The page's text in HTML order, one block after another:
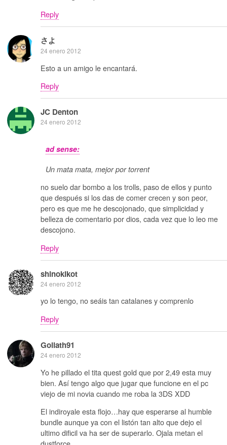
Reply
さよ
24 enero 2012
Esto a un amigo le encantará.
Reply
JC Denton
24 enero 2012
ad sense:
Un mata mata, mejor por torrent
no suelo dar bombo a los trolls, paso de ellos y punto
que después si los das de comer crecen y son peor,
pero es que me he descojonado, que simplicidad y
belleza de comentario por dios, cada vez que lo leo me
descojono.
Reply
shinokikot
24 enero 2012
yo lo tengo, no seáis tan catalanes y comprenlo
Reply
Goliath91
24 enero 2012
Yo he pillado el tita quest gold que por 2,49 esta muy
bien. Así tengo algo que jugar que funcione en el pc
viejo de mi novia cuando me roba la 3DS XDD
El indiroyale esta flojo…hay que esperarse al humble
bundle aunque ya con el listón tan alto que dejo el
ultimo dificil va ha ser de superarlo. Ojala metan el